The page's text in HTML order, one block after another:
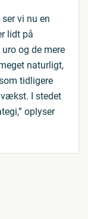
vi nu en
lidt på
og de mere
naturligt,
tidligere
I stedet
oplyser